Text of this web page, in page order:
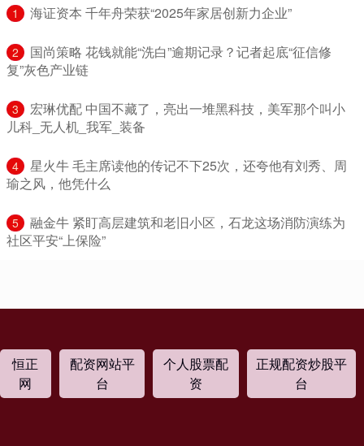
1 ​海证资本 千年舟荣获“2025年家居创新力企业”
2
​国尚策略 花钱就能“洗白”逾期记录？记者起底“征信修
复”灰色产业链
3
​宏琳优配 中国不藏了，亮出一堆黑科技，美军那个叫小
儿科_无人机_我军_装备
4
​星火牛 毛主席读他的传记不下25次，还夸他有刘秀、周
瑜之风，他凭什么
5
​融金牛 紧盯高层建筑和老旧小区，石龙这场消防演练为
社区平安“上保险”
恒正
网
配资网站平
台
个人股票配
资
正规配资炒股平
台